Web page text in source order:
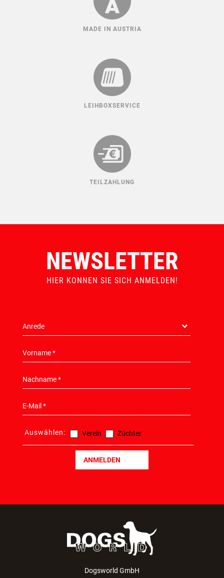
MADE IN AUSTRIA
LEIHBOXSERVICE
TEILZAHLUNG
NEWSLETTER
HIER KONNEN SIE SICH ANMELDEN!
Auswählen: Verein Züchter
ANMELDEN
Dogsworld GmbH